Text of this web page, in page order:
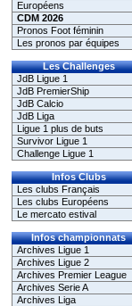
Européens
CDM 2026
Pronos Foot féminin
Les pronos par équipes
Les Challenges
JdB Ligue 1
JdB PremierShip
JdB Calcio
JdB Liga
Ligue 1 plus de buts
Survivor Ligue 1
Challenge Ligue 1
Infos Clubs
Les clubs Français
Les clubs Européens
Le mercato estival
Infos championnats
Archives Ligue 1
Archives Ligue 2
Archives Premier League
Archives Serie A
Archives Liga